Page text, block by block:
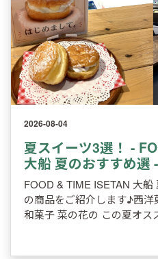
2026-08-04
夏スイーツ3選！ -
大船 夏のおすすめ選 -
FOOD & TIME ISETAN 大
の商品をご紹介します♪西洋
和菓子 菜の花の この夏オス